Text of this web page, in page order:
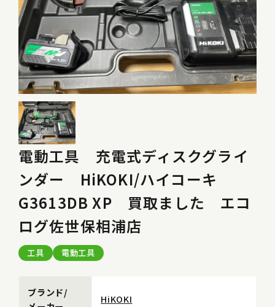
電動工具 充電式ディスクグライ
ンダー HiKOKI/ハイコーキ
G3613DB XP 買取ました エコ
ログ佐世保相浦店
工具 電動工具
ブランド/
HiKOKI